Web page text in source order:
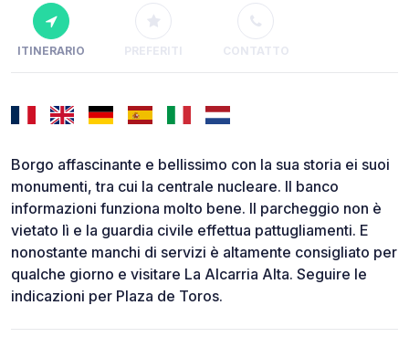
ITINERARIO PREFERITI CONTATTO
Borgo affascinante e bellissimo con la sua storia ei suoi
monumenti, tra cui la centrale nucleare. Il banco
informazioni funziona molto bene. Il parcheggio non è
vietato lì e la guardia civile effettua pattugliamenti. E
nonostante manchi di servizi è altamente consigliato per
qualche giorno e visitare La Alcarria Alta. Seguire le
indicazioni per Plaza de Toros.